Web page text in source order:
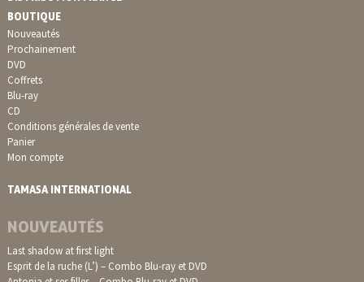
BOUTIQUE
Nouveautés
Prochainement
DVD
Coffrets
Blu-ray
CD
Conditions générales de vente
Panier
Mon compte
TAMASA INTERNATIONAL
NOUVEAUTÉS
Last shadow at first light
Esprit de la ruche (L’) – Combo Blu-ray et DVD